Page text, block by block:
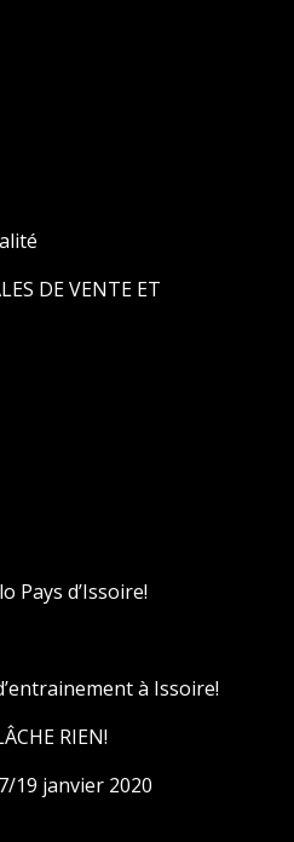
DE VENTE ET
Pays d’Issoire!
à Issoire!
RIEN!
19 janvier 2020